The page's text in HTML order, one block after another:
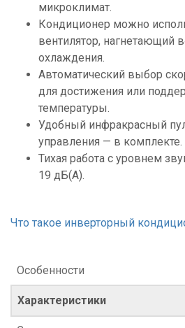
микроклимат.
Кондиционер можно
вентилятор, нагнетающий
охлаждения.
Автоматический выбор
для достижения или
температуры.
Удобный инфракрасный
управления — в комплекте.
Тихая работа с уровнем
19 дБ(А).
Что такое инверторный
Особенности
Характеристики